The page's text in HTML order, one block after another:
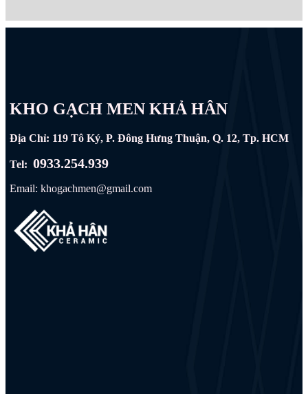
KHO GẠCH MEN KHẢ HÂN
Địa Chỉ: 119 Tô Ký, P. Đông Hưng Thuận, Q. 12, Tp. HCM
Tel:0933.254.939
Email: khogachmen@gmail.com